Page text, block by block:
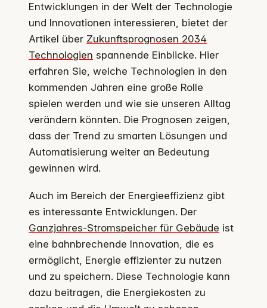
Entwicklungen in der Welt der Technologie
und Innovationen interessieren, bietet der
Artikel über Zukunftsprognosen 2034
Technologien spannende Einblicke. Hier
erfahren Sie, welche Technologien in den
kommenden Jahren eine große Rolle
spielen werden und wie sie unseren Alltag
verändern könnten. Die Prognosen zeigen,
dass der Trend zu smarten Lösungen und
Automatisierung weiter an Bedeutung
gewinnen wird.
Auch im Bereich der Energieeffizienz gibt
es interessante Entwicklungen. Der
Ganzjahres-Stromspeicher für Gebäude ist
eine bahnbrechende Innovation, die es
ermöglicht, Energie effizienter zu nutzen
und zu speichern. Diese Technologie kann
dazu beitragen, die Energiekosten zu